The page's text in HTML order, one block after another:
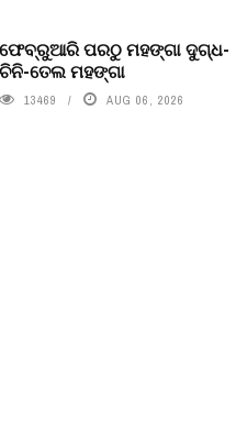
ଫେବ୍ରୁଆରି ପରଠୁ ମହଙ୍ଗା ଦୁଗ୍ଧ-
ଚିନି-ତେଲ ମହଙ୍ଗା
13469 AUG 06, 2026